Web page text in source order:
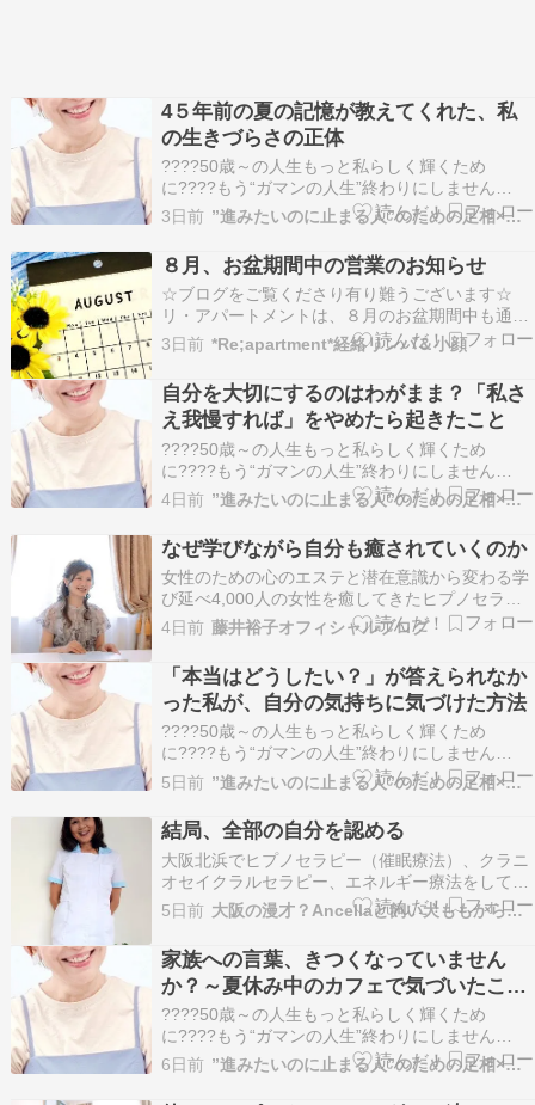
4５年前の夏の記憶が教えてくれた、私
の生きづらさの正体
????50歳～の人生もっと私らしく輝くため
に????もう“ガマンの人生”終わりにしません
か？????このままで本当にいいのかな・・????
私って、いったい何者？????家族やパートナー、
職場の人間関係がしんどい????もっと自由に、心
豊かに幸せに生きたい！――そんなふうに感じ…
3日前 ”進みたいのに止まる人”のための足相×ヒプノセラピー
８月、お盆期間中の営業のお知らせ
☆ブログをご覧くださり有り難うございます☆
リ・アパートメントは、８月のお盆期間中も通常
通り営業致します この酷暑続きで「最近ずっと体
がだるいな…」など不調を感じたら、ぜひ当店の
深圧経絡リンパマッサージで、体の中からスッキ
リしませんか？皆さまのご来店を、心よりお待ち
しております…
3日前 *Re;apartment*経絡リンパ＆小顔
自分を大切にするのはわがまま？「私さ
え我慢すれば」をやめたら起きたこと
????50歳～の人生もっと私らしく輝くため
に????もう“ガマンの人生”終わりにしません
か？????このままで本当にいいのかな・・????
私って、いったい何者？????家族やパートナー、
職場の人間関係がしんどい????もっと自由に、心
豊かに幸せに生きたい！――そんなふうに感じ…
4日前 ”進みたいのに止まる人”のための足相×ヒプノセラピー
なぜ学びながら自分も癒されていくのか
女性のための心のエステと潜在意識から変わる学
び延べ4,000人の女性を癒してきたヒプノセラピ
ーフェイス サロン＆スクールを主宰しています藤
井裕子です。はじめましての方はこちらから自己
紹介▶ ブログにご訪問くださりありがとうござい
ます なぜ学びながら自分も癒されていくのか 当
スク…
4日前 藤井裕子オフィシャルブログ
「本当はどうしたい？」が答えられなか
った私が、自分の気持ちに気づけた方法
????50歳～の人生もっと私らしく輝くため
に????もう“ガマンの人生”終わりにしません
か？????このままで本当にいいのかな・・????
私って、いったい何者？????家族やパートナー、
職場の人間関係がしんどい????もっと自由に、心
豊かに幸せに生きたい！――そんなふうに感じ…
5日前 ”進みたいのに止まる人”のための足相×ヒプノセラピー
結局、全部の自分を認める
大阪北浜でヒプノセラピー（催眠療法）、クラニ
オセイクラルセラピー、エネルギー療法をしてい
るアンセラです。（サイトはこちら→Ancella）
結局、全部の自分を認めるんだよね、と感じてい
ます。 それができてたつもりができていなかった
ということに気づきました。 そう思ったきっかけ
は…
5日前 大阪の漫才？Ancellaと飼い犬ももからのツッコミ
家族への言葉、きつくなっていません
か？～夏休み中のカフェで気づいたこと
～
????50歳～の人生もっと私らしく輝くため
に????もう“ガマンの人生”終わりにしません
か？????このままで本当にいいのかな・・????
私って、いったい何者？????家族やパートナー、
職場の人間関係がしんどい????もっと自由に、心
6日前 ”進みたいのに止まる人”のための足相×ヒプノセラピー